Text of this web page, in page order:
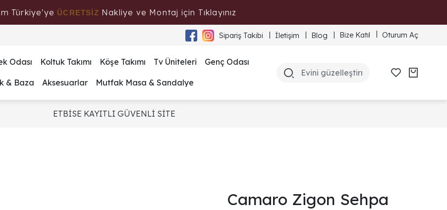
Türkiye'ye ÜCRETSİZ Nakliye ve Montaj için Tıklayınız
Sipariş Takibi İletişim Blog Bize Katıl Oturum Aç
Odası Koltuk Takımı Köşe Takımı Tv Üniteleri Genç Odası
& Baza Aksesuarlar Mutfak Masa & Sandalye
ETBİSE KAYITLI GÜVENLİ SİTE
Camaro Zigon Sehpa